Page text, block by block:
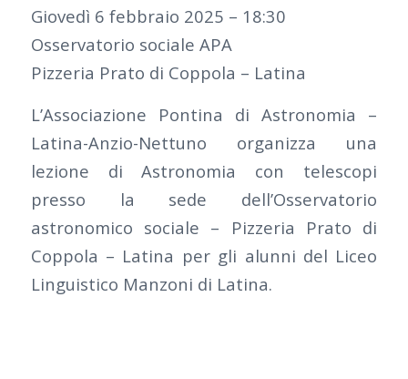
Giovedì 6 febbraio 2025 – 18:30
Osservatorio sociale APA
Pizzeria Prato di Coppola – Latina
L’Associazione Pontina di Astronomia –
Latina-Anzio-Nettuno organizza una
lezione di Astronomia con telescopi
presso la sede dell’Osservatorio
astronomico sociale – Pizzeria Prato di
Coppola – Latina per gli alunni del Liceo
Linguistico Manzoni di Latina.